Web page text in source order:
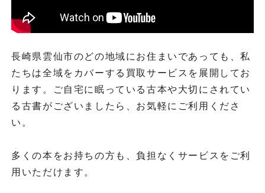
長崎県雲仙市のどの地域にお住まいであっても、私
たちは全域をカバーする買取サービスを展開してお
ります。ご自宅に眠っている古本や大切にされてい
る古書がございましたら、お気軽にご利用くださ
い。
多くの本をお持ちの方も、負担なくサービスをご利
用いただけます。